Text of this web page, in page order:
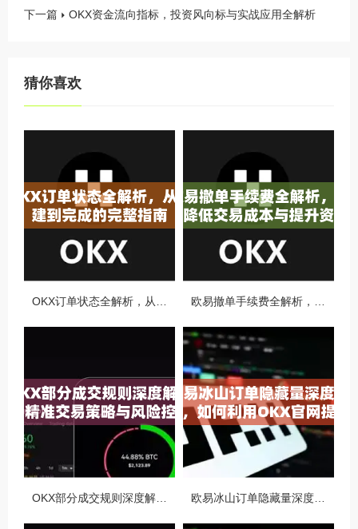
下一篇
OKX资金流向指标，投资风向标与实战应用全解析
猜你喜欢